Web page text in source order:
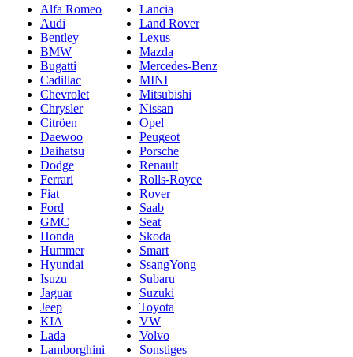
Alfa Romeo
Audi
Bentley
BMW
Bugatti
Cadillac
Chevrolet
Chrysler
Citröen
Daewoo
Daihatsu
Dodge
Ferrari
Fiat
Ford
GMC
Honda
Hummer
Hyundai
Isuzu
Jaguar
Jeep
KIA
Lada
Lamborghini
Lancia
Land Rover
Lexus
Mazda
Mercedes-Benz
MINI
Mitsubishi
Nissan
Opel
Peugeot
Porsche
Renault
Rolls-Royce
Rover
Saab
Seat
Skoda
Smart
SsangYong
Subaru
Suzuki
Toyota
VW
Volvo
Sonstiges